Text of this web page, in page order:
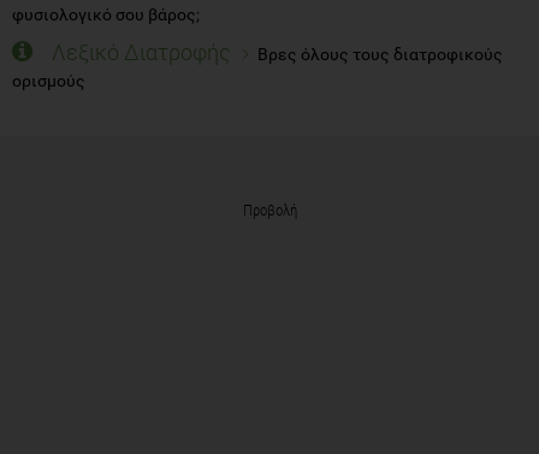
φυσιολογικό σου βάρος;
Λεξικό Διατροφής
Βρες όλους τους διατροφικούς
ορισμούς
Προβολή